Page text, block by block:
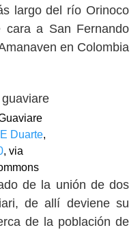
largo del río Orinoco
cara a San Fernando
en Colombia
Duarte,
, via
de la unión de dos
de allí deviene su
de la población de